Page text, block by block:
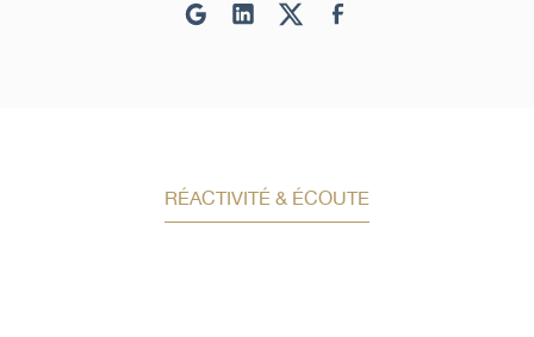
RÉACTIVITÉ & ÉCOUTE